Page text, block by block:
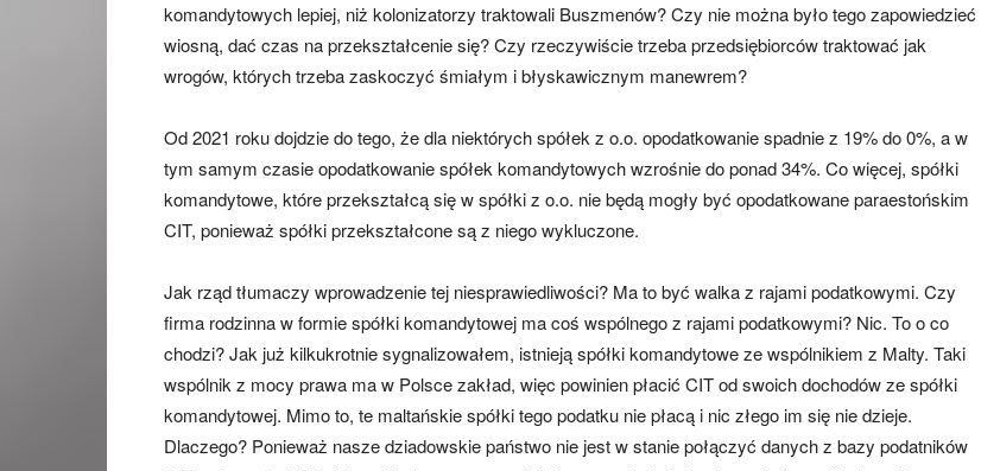
komandytowych lepiej, niż kolonizatorzy traktowali Buszmenów? Czy nie można było tego zapowiedzieć
wiosną, dać czas na przekształcenie się? Czy rzeczywiście trzeba przedsiębiorców traktować jak
wrogów, których trzeba zaskoczyć śmiałym i błyskawicznym manewrem?
Od 2021 roku dojdzie do tego, że dla niektórych spółek z o.o. opodatkowanie spadnie z 19% do 0%, a w
tym samym czasie opodatkowanie spółek komandytowych wzrośnie do ponad 34%. Co więcej, spółki
komandytowe, które przekształcą się w spółki z o.o. nie będą mogły być opodatkowane paraestońskim
CIT, ponieważ spółki przekształcone są z niego wykluczone.
Jak rząd tłumaczy wprowadzenie tej niesprawiedliwości? Ma to być walka z rajami podatkowymi. Czy
firma rodzinna w formie spółki komandytowej ma coś wspólnego z rajami podatkowymi? Nic. To o co
chodzi? Jak już kilkukrotnie sygnalizowałem, istnieją spółki komandytowe ze wspólnikiem z Malty. Taki
wspólnik z mocy prawa ma w Polsce zakład, więc powinien płacić CIT od swoich dochodów ze spółki
komandytowej. Mimo to, te maltańskie spółki tego podatku nie płacą i nic złego im się nie dzieje.
Dlaczego? Ponieważ nasze dziadowskie państwo nie jest w stanie połączyć danych z bazy podatników